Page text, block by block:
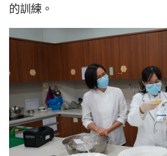
的訓練。